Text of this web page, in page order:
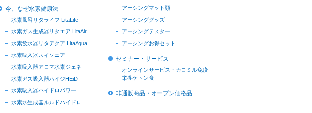
今、なぜ水素健康法
水素風呂リタライフ LitaLife
水素ガス生成器リタエア LitaAir
水素飲水器リタアクア LitaAqua
水素吸入器スイソニア
水素吸入器アロマ水素ジェネ
水素ガス吸入器ハイジHEiDi
水素吸入器ハイドロパワー
水素水生成器ルルドハイドロ
アーシングマット類
アーシンググッズ
アーシングテスター
アーシングお得セット
セミナー・サービス
オンラインサービス・カロミル免疫
栄養ケトン食
非通販商品・オープン価格品